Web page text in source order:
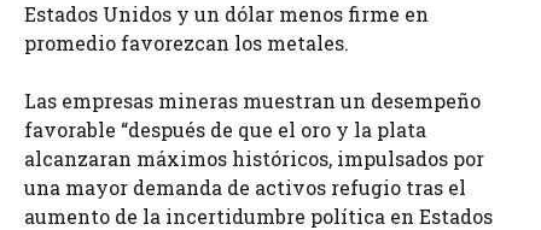
Estados Unidos y un dólar menos firme en
promedio favorezcan los metales.
Las empresas mineras muestran un desempeño
favorable “después de que el oro y la plata
alcanzaran máximos históricos, impulsados por
una mayor demanda de activos refugio tras el
aumento de la incertidumbre política en Estados